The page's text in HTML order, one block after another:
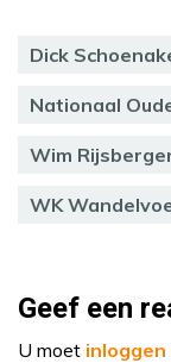
Dick
Nationaal
Wim
WK
Geef een
U moet inloggen